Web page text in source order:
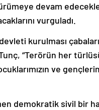
devam
vurguladı.
kurulması
“Terörün her
ve
demokratik sivil bir